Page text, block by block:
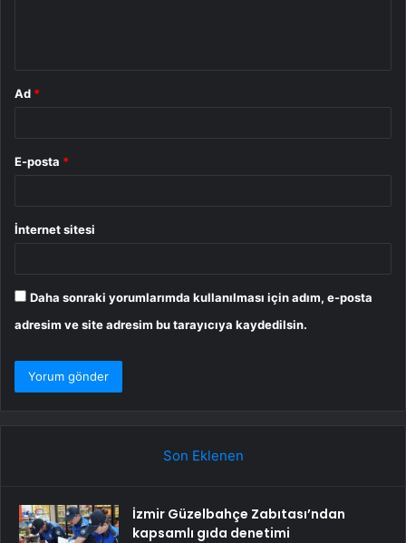
Ad *
E-posta *
İnternet sitesi
Daha sonraki yorumlarımda kullanılması için adım, e-posta
adresim ve site adresim bu tarayıcıya kaydedilsin.
Son Eklenen
İzmir Güzelbahçe Zabıtası’ndan
kapsamlı gıda denetimi